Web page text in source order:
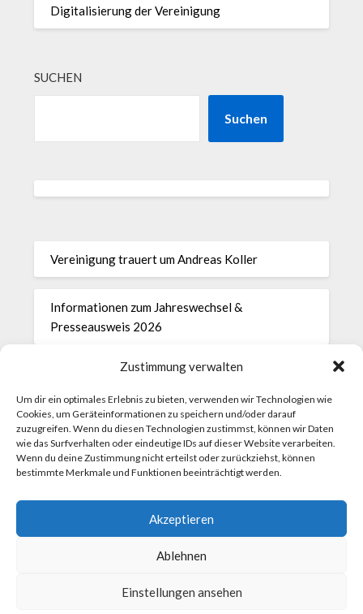
Zustimmung verwalten
Um dir ein optimales Erlebnis zu bieten, verwenden wir Technologien wie
Cookies, um Geräteinformationen zu speichern und/oder darauf
zuzugreifen. Wenn du diesen Technologien zustimmst, können wir Daten
wie das Surfverhalten oder eindeutige IDs auf dieser Website verarbeiten.
Wenn du deine Zustimmung nicht erteilst oder zurückziehst, können
bestimmte Merkmale und Funktionen beeinträchtigt werden.
Akzeptieren
Ablehnen
Einstellungen ansehen
Digitalisierung der Vereinigung
SUCHEN
Suchen
Vereinigung trauert um Andreas Koller
Informationen zum Jahreswechsel &
Presseausweis 2026
28.11.2025 Protokoll der Generalversammlung
Einladung zur Generalversammlung der
Vereinigung der Parlamentsredakteurinnen und -
redakteure am Freitag, 28. November 2025, um
8.30 Uhr
Get-together im Parlament am 18. November
©2026 Vereinigung der Parlamentsredakteurinnen und -